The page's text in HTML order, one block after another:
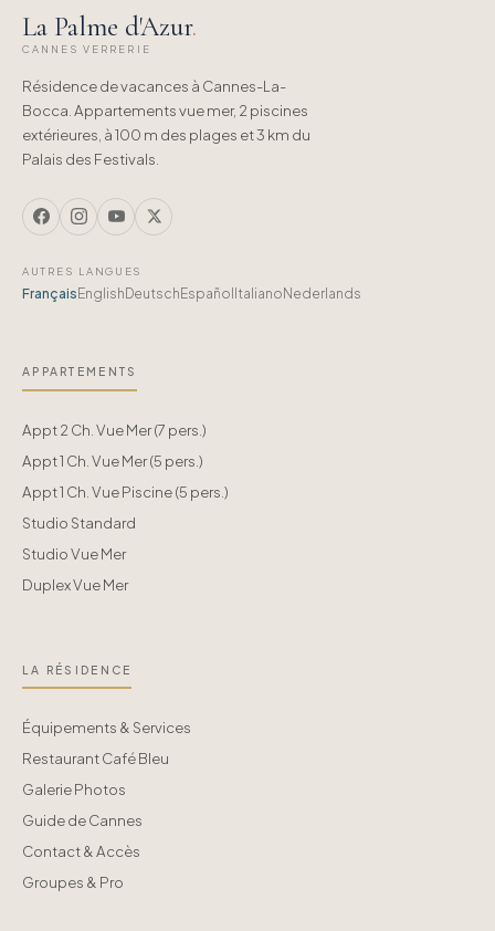
La Palme d'Azur.
CANNES VERRERIE
Résidence de vacances à Cannes-La-
Bocca. Appartements vue mer, 2 piscines
extérieures, à 100 m des plages et 3 km du
Palais des Festivals.
AUTRES LANGUES
Français English Deutsch Español Italiano Nederlands
APPARTEMENTS
Appt 2 Ch. Vue Mer (7 pers.)
Appt 1 Ch. Vue Mer (5 pers.)
Appt 1 Ch. Vue Piscine (5 pers.)
Studio Standard
Studio Vue Mer
Duplex Vue Mer
LA RÉSIDENCE
Équipements & Services
Restaurant Café Bleu
Galerie Photos
Guide de Cannes
Contact & Accès
Groupes & Pro